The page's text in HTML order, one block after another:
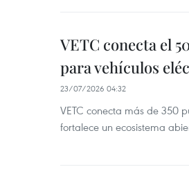
VETC conecta el
para vehículos
23/07/2026 04:32
VETC conecta más de 350
fortalece un ecosistema